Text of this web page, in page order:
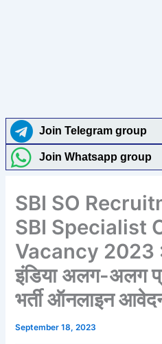
Join Telegram group
Join Whatsapp group
SBI SO
SBI Specialist
Vacancy 2023
इंडिया अलग-अलग
भर्ती ऑनलाइन
September 18, 2023